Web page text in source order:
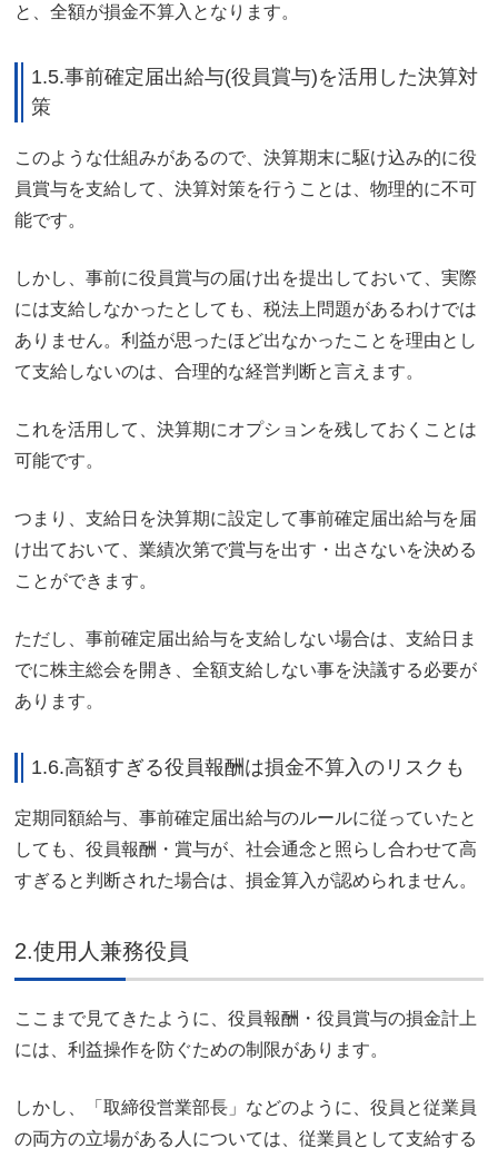
と、全額が損金不算入となります。
1.5.事前確定届出給与(役員賞与)を活用した決算対
策
このような仕組みがあるので、決算期末に駆け込み的に役
員賞与を支給して、決算対策を行うことは、物理的に不可
能です。
しかし、事前に役員賞与の届け出を提出しておいて、実際
には支給しなかったとしても、税法上問題があるわけでは
ありません。利益が思ったほど出なかったことを理由とし
て支給しないのは、合理的な経営判断と言えます。
これを活用して、決算期にオプションを残しておくことは
可能です。
つまり、支給日を決算期に設定して事前確定届出給与を届
け出ておいて、業績次第で賞与を出す・出さないを決める
ことができます。
ただし、事前確定届出給与を支給しない場合は、支給日ま
でに株主総会を開き、全額支給しない事を決議する必要が
あります。
1.6.高額すぎる役員報酬は損金不算入のリスクも
定期同額給与、事前確定届出給与のルールに従っていたと
しても、役員報酬・賞与が、社会通念と照らし合わせて高
すぎると判断された場合は、損金算入が認められません。
2.使用人兼務役員
ここまで見てきたように、役員報酬・役員賞与の損金計上
には、利益操作を防ぐための制限があります。
しかし、「 取締役営業部長」などのように、役員と従業員
の両方の立場がある人については、従業員として支給する